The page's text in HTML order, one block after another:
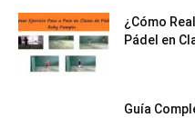
¿Cómo
Pádel en
Guía